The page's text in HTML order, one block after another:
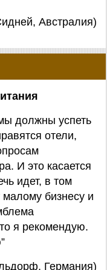
Австралия)
должны успеть
отели,
И это касается
идет, в том
бизнесу и
я рекомендую.
Германия)